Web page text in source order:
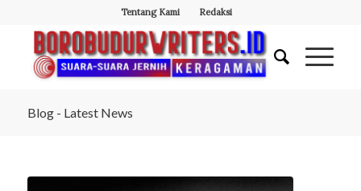
Tentang Kami Redaksi
Blog - Latest News